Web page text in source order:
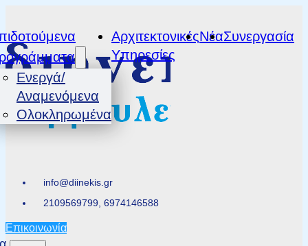
info@diinekis.gr
2109569799, 6974146588
Επικοινωνία
Ενεργά/
Αναμενόμενα
Ολοκληρωμένα
Αρχιτεκτονικές
Υπηρεσίες
ΝέαΣυνεργασία